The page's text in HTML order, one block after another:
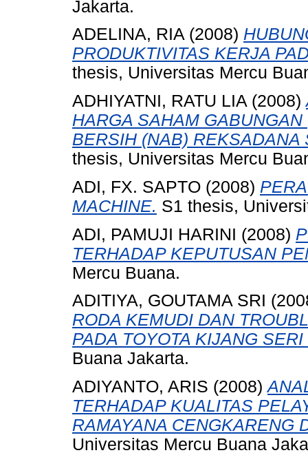
Jakarta.
ADELINA, RIA (2008)
PRODUKTIVITAS KERJA
thesis, Universitas Mercu
ADHIYATNI, RATU LIA (2008)
HARGA SAHAM
BERSIH (NAB)
thesis, Universitas Mercu
ADI, FX. SAPTO (2008)
MACHINE. S1 thesis,
ADI, PAMUJI HARINI (2008)
TERHADAP KEPUTUSAN
Mercu Buana.
ADITIYA, GOUTAMA SRI
RODA KEMUDI DAN
PADA TOYOTA KIJANG SERI
Buana Jakarta.
ADIYANTO, ARIS (2008)
TERHADAP KUALITAS
RAMAYANA CENGKARENG
Universitas Mercu Buana